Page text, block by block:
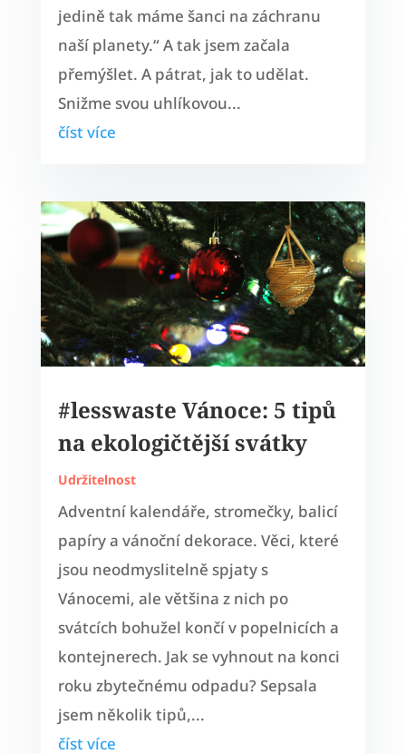
jedině tak máme šanci na záchranu
naší planety.“ A tak jsem začala
přemýšlet. A pátrat, jak to udělat.
Snižme svou uhlíkovou...
číst více
#lesswaste Vánoce: 5 tipů
na ekologičtější svátky
Udržitelnost
Adventní kalendáře, stromečky, balicí
papíry a vánoční dekorace. Věci, které
jsou neodmyslitelně spjaty s
Vánocemi, ale většina z nich po
svátcích bohužel končí v popelnicích a
kontejnerech. Jak se vyhnout na konci
roku zbytečnému odpadu? Sepsala
jsem několik tipů,...
číst více